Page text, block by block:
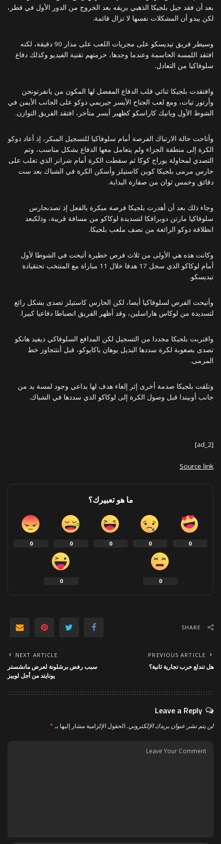
بعد أن فقد جيل بلجيكا الذهبي بريقه بعد الخروج من الدور الأول في قطر،
لكن يبدو أن المشكلات نفسها لا تزال قائمة.
وسيطر فريق تيديسكو على مجريات اللعب على مدار 90 دقيقة، لكنه
افتقد اللمسة الحاسمة وعندما وجدها، حرمتهم تقنية الفيديو وكذلك دفاع
سلوفاكيا من التعادل.
وافتقدت بلجيكا ثنائي قلب الدفاع المفضل لها المكون من يانفرتونجن
وأرتور تيات، ومع لعب الجناح الأيسر جيريمي دوكو على الجانب الأيمن في
الشوط الأول ويانيك كاراسكو كظهير أيسر متأخر، افتقد الفريق التوازن.
وأتاحت حالة الارتباك الفرصة أمام سلوفاكيا للتسجيل المبكر، إذ أعاد دوكو
الكرة إلى منطقة الجزاء ولم يتعامل معها الدفاع بشكل مناسب، وتم
التصدي لمحاولة يوراج كوكا ثم سقطت الكرة أمام شرانز الذي تغلب على
حارس مرمى بلجيكا كوين كاستيلز وأسكن الكرة في الشباك بعد ست
دقائق وخمس ثوان من صفارة البداية.
وجاء ذلك بعد أن أهدرت بلجيكا فرصة مبكرة بالفعل إذ تصدىحارس
سلوفاكيا مارتن دوبرافكا لتسديدة لوكاكو من مسافة قريبة، وذلكبعد
انطلاقة دوكو الرائعة من نصف ملعب بلجيكا.
وكانت هذه هي الأولى من ثلاث فرص خطيرة أتيحت في الشوطا لأول
أمام لوكاكو الذي سجل 17 هدفا خلال 11 مباراة مع المنتخب تحتقيادة
تيديسكو.
وأتيحت الفرص لسلوفاكيا أيضا، لكن الحارس كاستيلز تصدى بشكل رائع
لتسديدة من لوكاس هاراسلين، وقد أظهر الفريق انضباطا دفاعيا كبيرا.
واقتربت بلجيكا مجددا من التسجيل لكن المدافع السلوفاكي ديفيد هانكو
تصدى بصعوبة لكرة سددها البديل يوهان باكايوكو، قبل أنتتجاوز خط
المرمى.
وتلقت بلجيكا صدمة أخرى إثر إلغاء هدف لها بداعي وجود لمسة يد من
جانب أوبيندا قبل وصول الكرة إلى لوكاكو الذي سددها في الشباك.
[ad_2]
Source link
ما هو تعبيرك؟
0
0
0
0
0
0
0
SHARE
PREVIOUS ARTICLE
هل تندلع حرب تجارية ثانية؟
NEXT ARTICLE
سبب رفض برشلونة لعرض مانشستر
يونايتد من أجل لوبيز
Leave a Reply
لن يتم نشر عنوان بريدك الإلكتروني.الحقول الإلزامية مشار إليها بـ*